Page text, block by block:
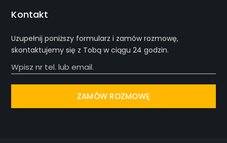
Kontakt
Uzupełnij poniższy formularz i zamów rozmowę,
skontaktujemy się z Tobą w ciągu 24 godzin.